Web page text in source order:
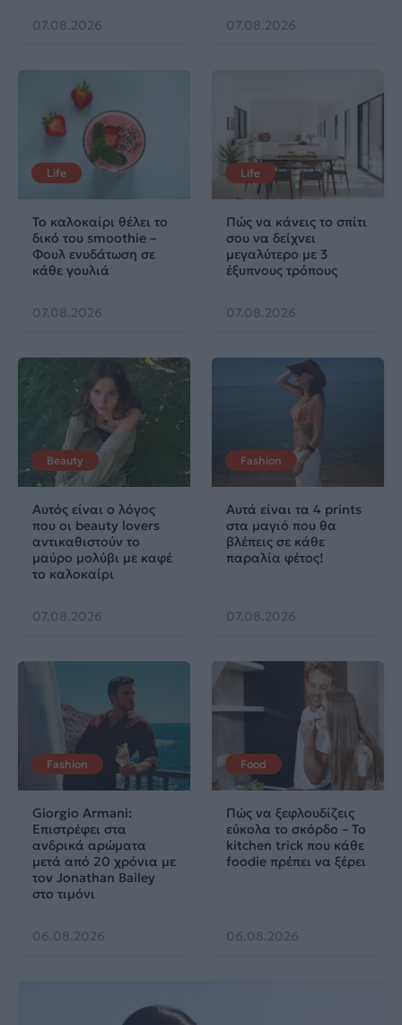
07.08.2026 07.08.2026
Life
Το καλοκαίρι θέλει το
δικό του smoothie –
Φουλ ενυδάτωση σε
κάθε γουλιά
07.08.2026
Life
Πώς να κάνεις το σπίτι
σου να δείχνει
μεγαλύτερο με 3
έξυπνους τρόπους
07.08.2026
Beauty
Αυτός είναι ο λόγος
που οι beauty lovers
αντικαθιστούν το
μαύρο μολύβι με καφέ
το καλοκαίρι
07.08.2026
Fashion
Αυτά είναι τα 4 prints
στα μαγιό που θα
βλέπεις σε κάθε
παραλία φέτος!
07.08.2026
Fashion
Giorgio Armani:
Επιστρέφει στα
ανδρικά αρώματα
μετά από 20 χρόνια με
τον Jonathan Bailey
στο τιμόνι
06.08.2026
Food
Πώς να ξεφλουδίζεις
εύκολα το σκόρδο – Το
kitchen trick που κάθε
foodie πρέπει να ξέρει
06.08.2026